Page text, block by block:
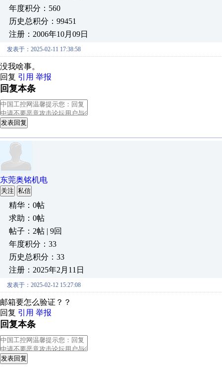
年度积分：560
历史总积分：99451
注册：2006年10月09日
发表于：2025-02-11 17:38:58
没我啥事。
回复 引用 举报
回复本条
发表回复
东莞奥铭机电
关注 私信
精华：0帖
求助：0帖
帖子：2帖 | 9回
年度积分：33
历史总积分：33
注册：2025年2月11日
发表于：2025-02-12 15:27:08
邮箱要怎么验证？？
回复 引用 举报
回复本条
发表回复